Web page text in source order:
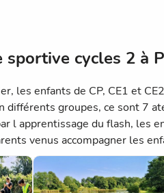
sportive cycles 2 à
les enfants de CP, CE1 et
différents groupes, ce sont 7
l apprentissage du flash, les
venus accompagner les